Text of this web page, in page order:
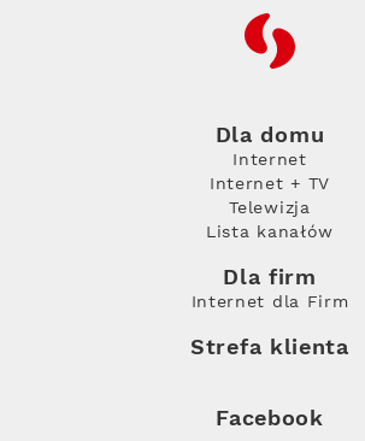
RFC
Dla domu
Internet
Internet + TV
Telewizja
Lista kanałów
Dla firm
Internet dla Firm
Strefa klienta
Facebook